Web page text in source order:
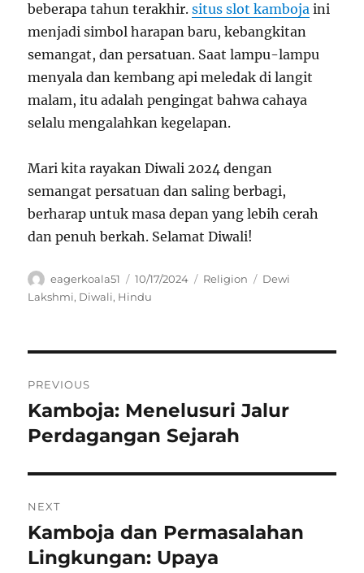
beberapa tahun terakhir.situs slot kamboja ini
menjadi simbol harapan baru, kebangkitan
semangat, dan persatuan. Saat lampu-lampu
menyala dan kembang api meledak di langit
malam, itu adalah pengingat bahwa cahaya
selalu mengalahkan kegelapan.
Mari kita rayakan Diwali 2024 dengan
semangat persatuan dan saling berbagi,
berharap untuk masa depan yang lebih cerah
dan penuh berkah. Selamat Diwali!
Author
eagerkoala51
Posted
on
10/17/2024 Categories
Religion Tags
Dewi
Lakshmi, Diwali, Hindu
pos
PREVIOUS
Previous
post:
Kamboja: Menelusuri Jalur
Perdagangan Sejarah
NEXT
Next
post:
Kamboja dan Permasalahan
Lingkungan: Upaya